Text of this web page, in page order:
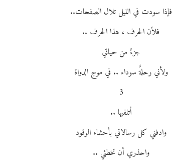
فإذا سودت في الليل تلال الصفحات..
فلأن الحرف ، هذا الحرف ..
جزءٌ من حياتي
ولأني رحلةٌ سوداء .. في موج الدواة
3
أتلفيها ..
وادفني كل رسالاتي بأحشاء الوقود
واحذري أن تخطئي ..